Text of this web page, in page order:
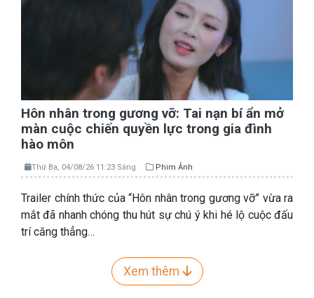
Hôn nhân trong gương vỡ: Tai nạn bí ẩn mở
màn cuộc chiến quyền lực trong gia đình
hào môn
Thứ Ba, 04/08/26 11:23 Sáng Phim Ảnh
Trailer chính thức của “Hôn nhân trong gương vỡ” vừa ra
mắt đã nhanh chóng thu hút sự chú ý khi hé lộ cuộc đấu
trí căng thẳng…
Xem thêm